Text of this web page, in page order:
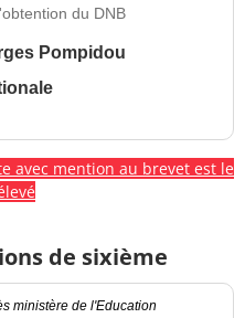
du DNB
Pompidou
avec mention au brevet est le
de sixième
ministère de l'Education